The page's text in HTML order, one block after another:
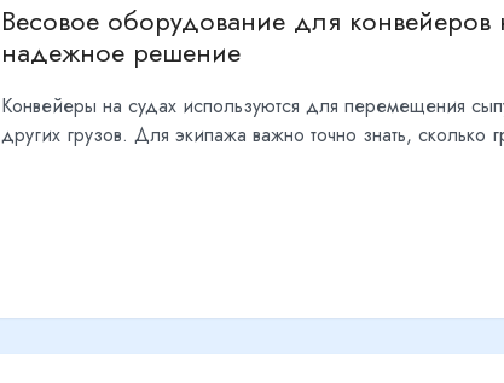
Весовое оборудование для конвейеров
надежное решение
Конвейеры на судах используются для перемещения
других грузов. Для экипажа важно точно знать, сколько